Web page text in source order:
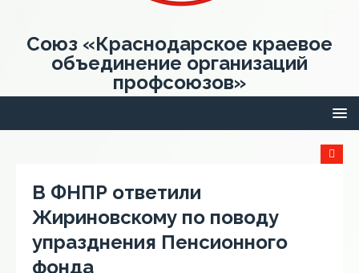
Союз «Краснодарское краевое
объединение организаций
профсоюзов»
В ФНПР ответили
Жириновскому по поводу
упразднения Пенсионного
фонда